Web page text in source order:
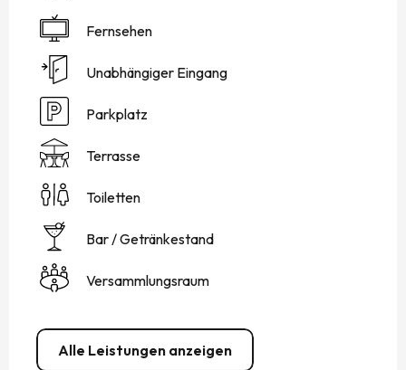
Fernsehen
Unabhängiger Eingang
Parkplatz
Terrasse
Toiletten
Bar / Getränkestand
Versammlungsraum
Alle Leistungen anzeigen